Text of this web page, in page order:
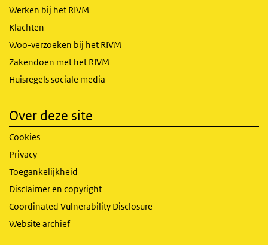
Werken bij het RIVM
Klachten
Woo-verzoeken bij het RIVM
Zakendoen met het RIVM
Huisregels sociale media
Over deze site
Cookies
Privacy
Toegankelijkheid
Disclaimer en copyright
Coordinated Vulnerability Disclosure
Website archief